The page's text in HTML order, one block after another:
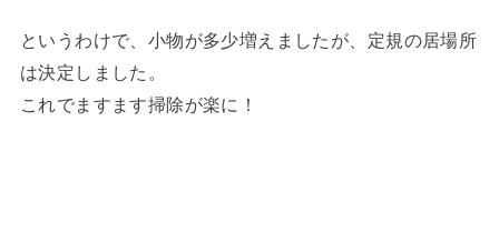
というわけで、小物が多少増えましたが、定規の居場所
は決定しました。
これでますます掃除が楽に！